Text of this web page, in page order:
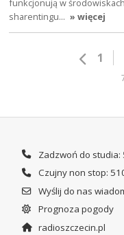
funkcjonują w
sharentingu… » więcej
1
Zadzwoń do studia:
Czujny non stop:
Wyślij do nas
Prognoza pogody
radioszczecin.pl